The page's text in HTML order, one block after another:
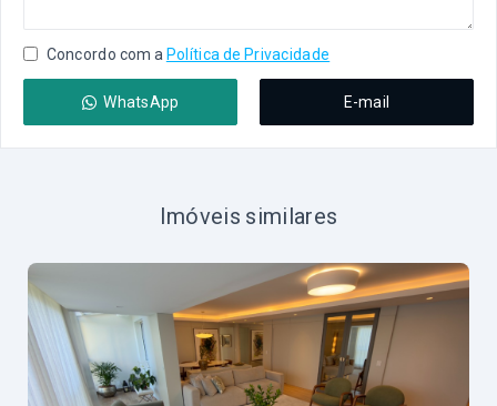
Concordo com a Política de Privacidade
WhatsApp E-mail
Imóveis similares